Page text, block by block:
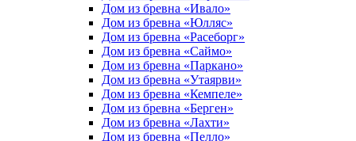
Дом из бревна «Ивало»
Дом из бревна «Юлляс»
Дом из бревна «Расеборг»
Дом из бревна «Саймо»
Дом из бревна «Паркано»
Дом из бревна «Утаярви»
Дом из бревна «Кемпеле»
Дом из бревна «Берген»
Дом из бревна «Лахти»
Дом из бревна «Пелло»